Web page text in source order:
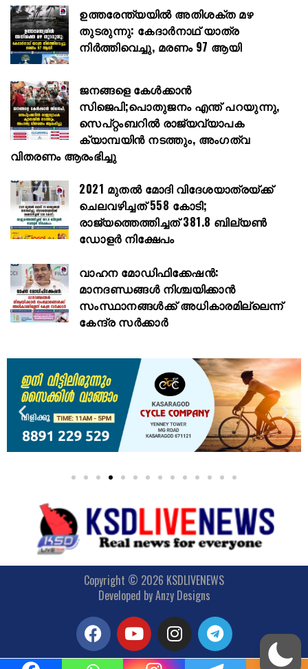
ഉത്തരേന്ത്യയിൽ അതിശക്ത മഴ
തുടരുന്നു: കേദാർനാഥ് യാത്ര
നിർത്തിവെച്ചു, മരണം 97 ആയി
ജനങ്ങളെ കേൾക്കാൻ
സിജെപി;പൊതുജനം എന്ത് പറയുന്നു,
സെപ്റ്റംബറിൽ രാജ്യവ്യാപക
ക്യാമ്പയിൻ നടത്തും, അംഗത്വ
വിതരണം ആരംഭിച്ചു
2021 മുതൽ മോദി വിദേശയാത്രയ്ക്ക്
ചെലവഴിച്ചത് 558 കോടി;
രാജ്യത്തെത്തിച്ചത് 381.8 ബില്യൺ
ഡോളർ നിക്ഷേപം
വാഹന മോഡിഫിക്കേഷൻ:
മാനദണ്ഡങ്ങൾ നിശ്ചയിക്കാൻ
സംസ്ഥാനങ്ങൾക്ക് അധികാരമില്ലെന്ന്
കേന്ദ്ര സർക്കാർ
Copyright © 2026 KSDLIVENEWS
Developed byAnzy Designs